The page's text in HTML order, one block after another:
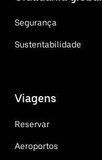
Segurança
Sustentabilidade
Viagens
Reservar
Aeroportos